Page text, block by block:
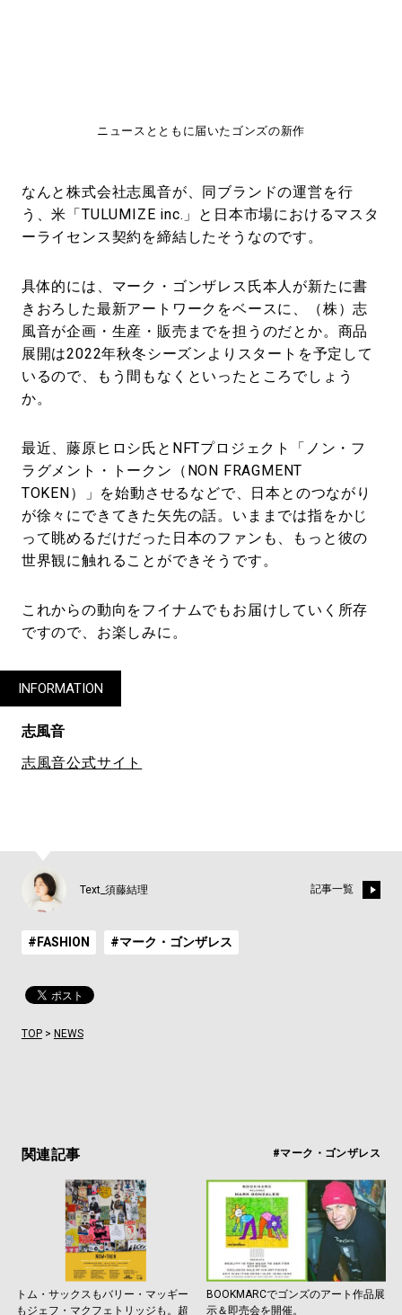
ニュースとともに届いたゴンズの新作
なんと株式会社志風音が、同ブランドの運営を行
う、米「TULUMIZE inc.」と日本市場におけるマスタ
ーライセンス契約を締結したそうなのです。
具体的には、マーク・ゴンザレス氏本人が新たに書
きおろした最新アートワークをベースに、（株）志
風音が企画・生産・販売までを担うのだとか。商品
展開は2022年秋冬シーズンよりスタートを予定して
いるので、もう間もなくといったところでしょう
か。
最近、藤原ヒロシ氏とNFTプロジェクト「ノン・フ
ラグメント・トークン（NON FRAGMENT
TOKEN）」を始動させるなどで、日本とのつながり
が徐々にできてきた矢先の話。いままでは指をかじ
って眺めるだけだった日本のファンも、もっと彼の
世界観に触れることができそうです。
これからの動向をフイナムでもお届けしていく所存
ですので、お楽しみに。
INFORMATION
志風音
志風音公式サイト
Text_須藤結理 記事一覧
#FASHION #マーク・ゴンザレス
TOP> NEWS
関連記事 #マーク・ゴンザレス
トム・サックスもバリー・マッギー
もジェフ・マクフェトリッジも。超
BOOKMARCでゴンズのアート作品展
示＆即売会を開催。